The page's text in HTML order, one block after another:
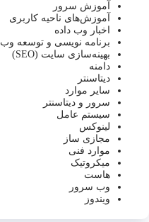
آموزش سرور
آموزش‌های ناحیه کاربری
اخبار وب داده
برنامه نویسی و توسعه وب
بهینه‌سازی سایت (SEO)
دامنه
دیتاسنتر
سایر موارد
سرور و دیتاسنتر
سیستم عامل
لینوکس
مجازی ساز
موارد فنی
میکروتیک
هاست
وب سرور
ویندوز